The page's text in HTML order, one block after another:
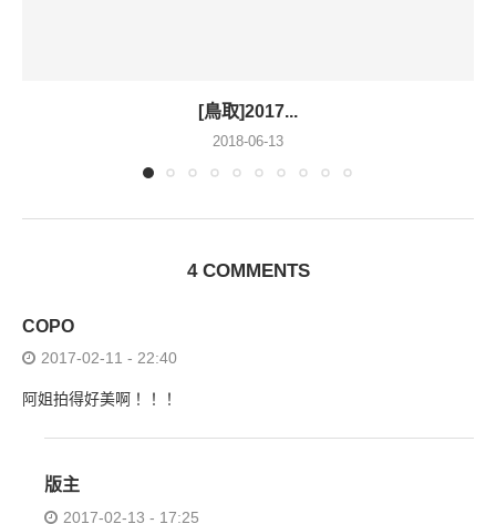
[鳥取]2017...
2018-06-13
4 COMMENTS
COPO
2017-02-11 - 22:40
阿姐拍得好美啊！！！
版主
2017-02-13 - 17:25